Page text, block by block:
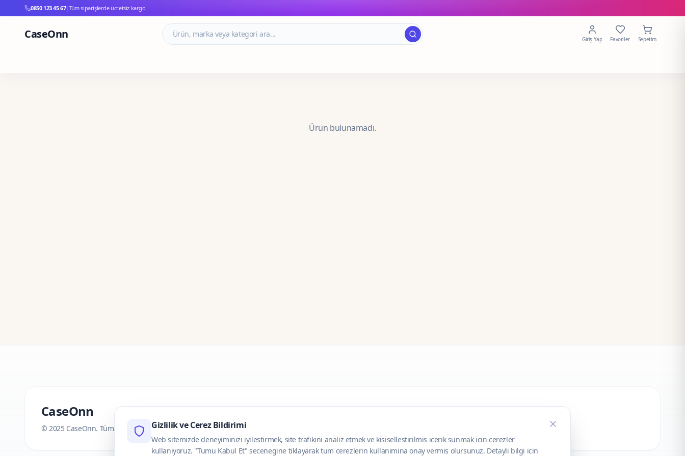
0850 123 45 67|Tüm siparişlerde ücretsiz kargo
CaseOnn Giriş Yap Favoriler Sepetim
Ürün bulunamadı.
CaseOnn
© 2025 CaseOnn. Tüm hakları saklıdır.Gizlilik ve Cerez Bildirimi
Web sitemizde deneyiminizi iyilestirmek, site trafikini analiz etmek ve kisisellestirilmis icerik sunmak icin cerezler
kullaniyoruz. "Tumu Kabul Et" secenegine tiklayarak tum cerezlerin kullanimina onay vermis olursunuz. Detayli bilgi icin